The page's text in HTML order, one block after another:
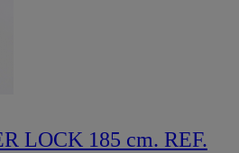
LOCK 185 cm. REF.